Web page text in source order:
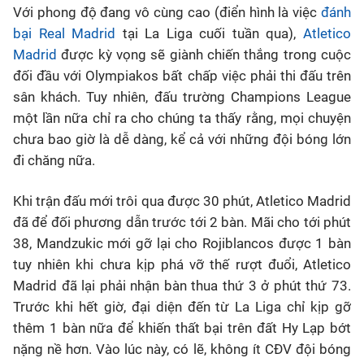
Với phong độ đang vô cùng cao (điển hình là việc đánh
bại Real Madrid tại La Liga cuối tuần qua),Atletico
Madrid được kỳ vọng sẽ giành chiến thắng trong cuộc
đối đầu với Olympiakos bất chấp việc phải thi đấu trên
sân khách. Tuy nhiên, đấu trường Champions League
một lần nữa chỉ ra cho chúng ta thấy rằng, mọi chuyện
chưa bao giờ là dễ dàng, kể cả với những đội bóng lớn
đi chăng nữa.
Khi trận đấu mới trôi qua được 30 phút, Atletico Madrid
đã để đối phương dẫn trước tới 2 bàn. Mãi cho tới phút
38, Mandzukic mới gỡ lại cho Rojiblancos được 1 bàn
tuy nhiên khi chưa kịp phá vỡ thế rượt đuổi, Atletico
Madrid đã lại phải nhận bàn thua thứ 3 ở phút thứ 73.
Trước khi hết giờ, đại diện đến từ La Liga chỉ kịp gỡ
thêm 1 bàn nữa để khiến thất bại trên đất Hy Lạp bớt
nặng nề hơn. Vào lúc này, có lẽ, không ít CĐV đội bóng